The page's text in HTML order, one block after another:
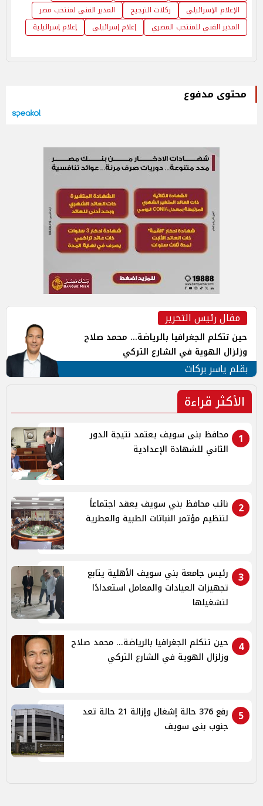
الإعلام الإسرائيلي
ركلات الترجيح
المدير الفني لمنتخب مصر
المدير الفني للمنتخب المصري
إعلام إسرائيلي إعلام إسرائيلية
محتوى مدفوع
مقال رئيس التحرير
حين تتكلم الجغرافيا بالرياضة... محمد صلاح
وزلزال الهوية في الشارع التركي
بقلم ياسر بركات
الأكثر قراءة
1
محافظ بنى سويف يعتمد نتيجة الدور
الثاني للشهادة الإعدادية
2
نائب محافظ بني سويف يعقد اجتماعاً
لتنظيم مؤتمر النباتات الطبية والعطرية
3
رئيس جامعة بني سويف الأهلية يتابع
تجهيزات العيادات والمعامل استعدادًا
لتشغيلها
4
حين تتكلم الجغرافيا بالرياضة... محمد صلاح
وزلزال الهوية في الشارع التركي
5
رفع 376 حالة إشغال وإزالة 21 حالة تعد
جنوب بنى سويف